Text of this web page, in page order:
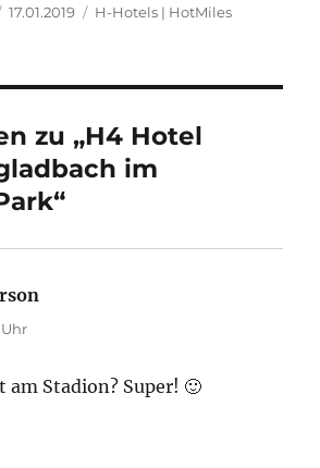
Veröffentlicht
17.01.2019 Kategorien
H-Hotels | HotMiles
zu „H4 Hotel
im
Uhr
Stadion? Super! 🙂